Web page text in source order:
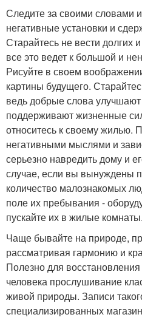
Следите за своими словами
негативные установки и
Старайтесь не вести долгих
все это ведет к большой и
Рисуйте в своем
картины будущего.
ведь добрые слова
поддерживают жизненные
относитесь к своему жилью.
негативными мыслями и
серьезно навредить дому и
случае, если вы вынуждены
количество малознакомых
поле их пребывания -
пускайте их в жилые комнаты.
Чаще бывайте на природе,
рассматривая гармонию и
Полезно для восстановления
человека прослушивание
живой природы. Записи
специализированных